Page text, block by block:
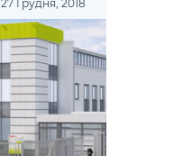
27 Грудня, 2018